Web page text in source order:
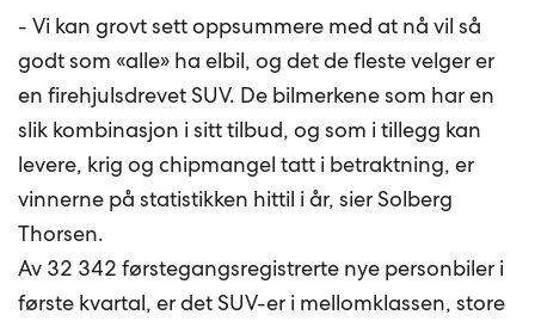
- Vi kan grovt sett oppsummere med at nå vil så
godt som «alle» ha elbil, og det de fleste velger er
en firehjulsdrevet SUV. De bilmerkene som har en
slik kombinasjon i sitt tilbud, og som i tillegg kan
levere, krig og chipmangel tatt i betraktning, er
vinnerne på statistikken hittil i år, sier Solberg
Thorsen.
Av 32 342 førstegangsregistrerte nye personbiler i
første kvartal, er det SUV-er i mellomklassen, store